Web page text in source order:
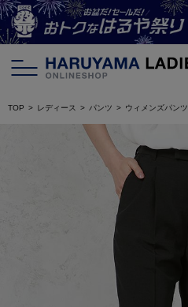
TOP レディース パンツ ウィメンズパンツ